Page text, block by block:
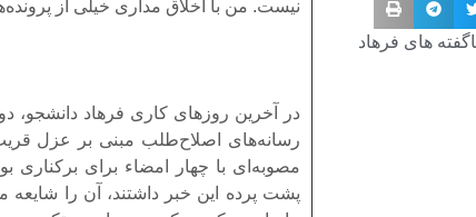
های فرهاد
نیست. من با اخلاق مداری خیلی از
در آخرین روزهای کاری فرهاد دانشجو،
رسانه‌های اصلاح‌طلب مبنی بر عزل
مصوبه‌ای با چهار امضاء برای